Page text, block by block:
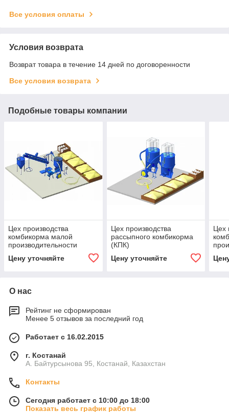
Все условия оплаты
Условия возврата
Возврат товара в течение 14 дней по договоренности
Все условия возврата
Подобные товары компании
Цех производства
комбикорма малой
производительности
Цену уточняйте
Цех производства
рассыпного комбикорма
(КПК)
Цену уточняйте
Цех
О нас
Рейтинг не сформирован
Менее 5 отзывов за последний год
Работает с 16.02.2015
г. Костанай
А. Байтурсынова 95, Костанай, Казахстан
Контакты
Сегодня работает с 10:00 до 18:00
Показать весь график работы